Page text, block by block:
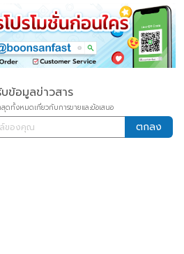
ข้อมูลข่าวสาร
ดทั้งหมดเกี่ยวกับการขายและข้อเสนอ
ตกลง